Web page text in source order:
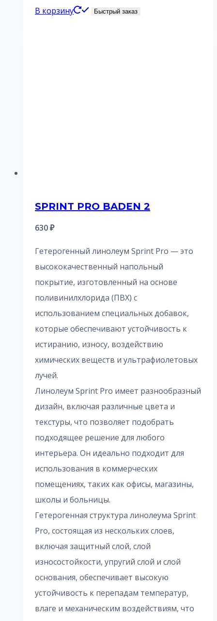
В корзину Быстрый заказ
SPRINT PRO BADEN 2
630₽
Гетерогенный линолеум Sprint Pro — это
высококачественный напольный
покрытие, изготовленный на основе
поливинилхлорида (ПВХ) с
использованием специальных добавок,
которые обеспечивают устойчивость к
истиранию, износу, воздействию
химических веществ и ультрафиолетовых
лучей.
Линолеум Sprint Pro имеет разнообразный
дизайн, включая различные цвета и
текстуры, что позволяет подобрать
подходящее решение для любого
интерьера. Он идеально подходит для
использования в коммерческих
помещениях, таких как офисы, магазины,
школы и больницы.
Гетерогенная структура линолеума Sprint
Pro, состоящая из нескольких слоев,
включая защитный слой, слой
износостойкости, упругий слой и слой
основания, обеспечивает высокую
устойчивость к перепадам температур,
влаге и механическим воздействиям, что